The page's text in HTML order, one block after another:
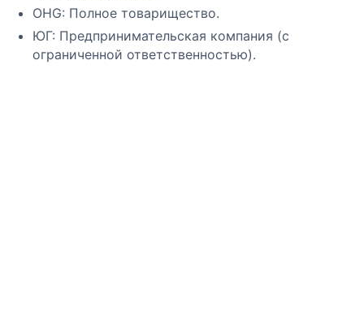
OHG: Полное товарищество.
ЮГ: Предпринимательская компания (с
ограниченной ответственностью).